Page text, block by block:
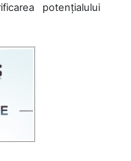
potențialului